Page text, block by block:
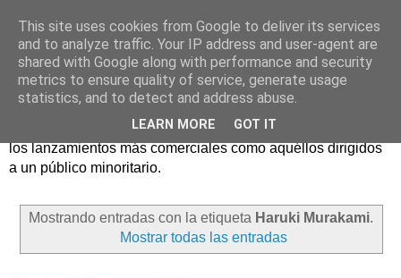
Críticas y reseñas de las principales novedades literarias
editadas en España. En Crítica de libros tienen cabida tanto
los lanzamientos más comerciales como aquéllos dirigidos
a un público minoritario.
Mostrando entradas con la etiqueta Haruki Murakami.
Mostrar todas las entradas
This site uses cookies from Google to deliver its services
and to analyze traffic. Your IP address and user-agent are
shared with Google along with performance and security
metrics to ensure quality of service, generate usage
statistics, and to detect and address abuse.
LEARN MORE GOT IT